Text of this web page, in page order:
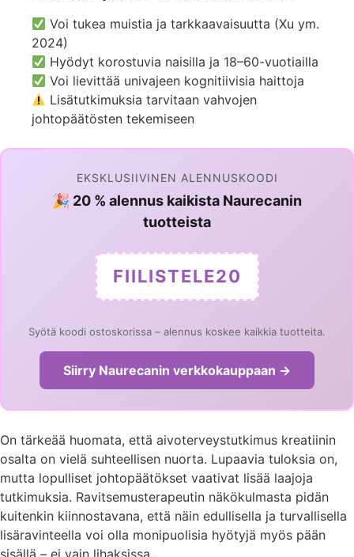
Voi tukea muistia ja tarkkaavaisuutta (Xu ym.
2024)
Hyödyt korostuvia naisilla ja 18–60-vuotiailla
Voi lievittää univajeen kognitiivisia haittoja
Lisätutkimuksia tarvitaan vahvojen
johtopäätösten tekemiseen
EKSKLUSIIVINEN ALENNUSKOODI
🎉 20 % alennus kaikista Naurecanin
tuotteista
FIILISTELE20
Syötä koodi ostoskorissa – alennus koskee kaikkia tuotteita.
Siirry Naurecanin verkkokauppaan →
On tärkeää huomata, että aivoterveystutkimus kreatiinin
osalta on vielä suhteellisen nuorta. Lupaavia tuloksia on,
mutta lopulliset johtopäätökset vaativat lisää laajoja
tutkimuksia. Ravitsemusterapeutin näkökulmasta pidän
kuitenkin kiinnostavana, että näin edullisella ja turvallisella
lisäravinteella voi olla monipuolisia hyötyjä myös pään